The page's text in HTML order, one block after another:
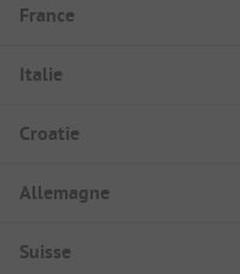
France
Italie
Croatie
Allemagne
Suisse